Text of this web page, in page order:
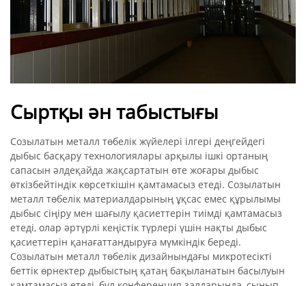
Сыртқы ән табыстығы
Созылатын металл төбелік жүйелері ілгері деңгейдегі
дыбыс басқару технологиялары арқылы ішкі ортаның
сапасын әлдеқайда жақсартатын өте жоғары дыбыс
өткізбейтіндік көрсеткішін қамтамасыз етеді. Созылатын
металл төбелік материалдарының ұқсас емес құрылымы
дыбыс сіңіру мен шағылу қасиеттерін тиімді қамтамасыз
етеді, олар әртүрлі кеңістік түрлері үшін нақты дыбыс
қасиеттерін қанағаттандыруға мүмкіндік береді.
Созылатын металл төбелік дизайнындағы микротесікті
беттік өрнектер дыбыстың қатаң бақыланатын басылуын